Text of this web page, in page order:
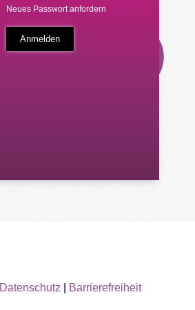
Neues Passwort anfordern
Datenschutz Barrierefreiheit